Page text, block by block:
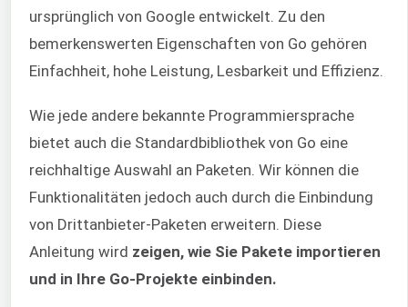
ursprünglich von Google entwickelt. Zu den
bemerkenswerten Eigenschaften von Go gehören
Einfachheit, hohe Leistung, Lesbarkeit und Effizienz.
Wie jede andere bekannte Programmiersprache
bietet auch die Standardbibliothek von Go eine
reichhaltige Auswahl an Paketen. Wir können die
Funktionalitäten jedoch auch durch die Einbindung
von Drittanbieter-Paketen erweitern. Diese
Anleitung wird zeigen, wie Sie Pakete importieren
und in Ihre Go-Projekte einbinden.